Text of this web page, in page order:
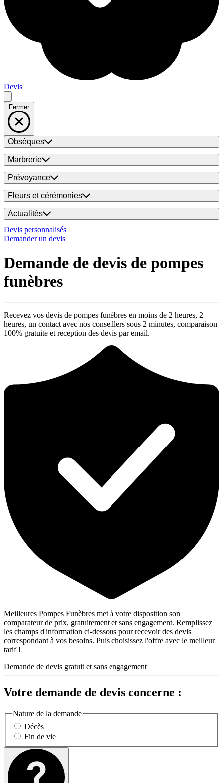
Devis
Fermer
Obsèques
Marbrerie
Prévoyance
Fleurs et cérémonies
Actualités
Devis personnalisés
Demander un devis
Demande de devis de pompes
funèbres
Recevez vos devis de pompes funèbres en moins de 2 heures, 2
heures, un contact avec nos conseillers sous 2 minutes, comparaison
100% gratuite et reception des devis par email.
Meilleures Pompes Funèbres met à votre disposition son
comparateur de prix, gratuitement et sans engagement. Remplissez
les champs d'information ci-dessous pour recevoir des devis
correspondant à vos besoins. Puis choisissez l'offre avec le meilleur
tarif !
Demande de devis gratuit et sans engagement
Votre demande de devis concerne :
Nature de la demande
Décès
Fin de vie